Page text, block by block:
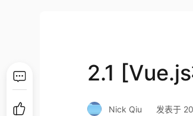
2.1
Nick Qiu 发表于